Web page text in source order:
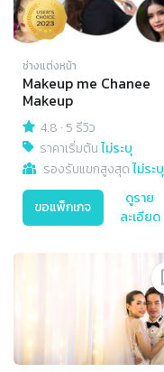
ช่างแต่งหน้า
Makeup me Chanee
Makeup
4.8 · 5 รีวิว
ราคาเริ่มต้นไม่ระบุ
รองรับแขกสูงสุดไม่ระบุ
ขอแพ็กเกจ
ดูราย
ละเอียด